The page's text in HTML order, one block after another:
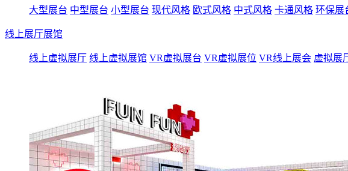
大型展台 中型展台 小型展台 现代风格 欧式风格 中式风格 卡通风格 环保展
线上展厅展馆
线上虚拟展厅 线上虚拟展馆 VR虚拟展台 VR虚拟展位 VR线上展会 虚拟展